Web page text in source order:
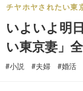
チヤホヤされたい東
いよいよ明
い東京妻」
#小説 #夫婦 #婚活